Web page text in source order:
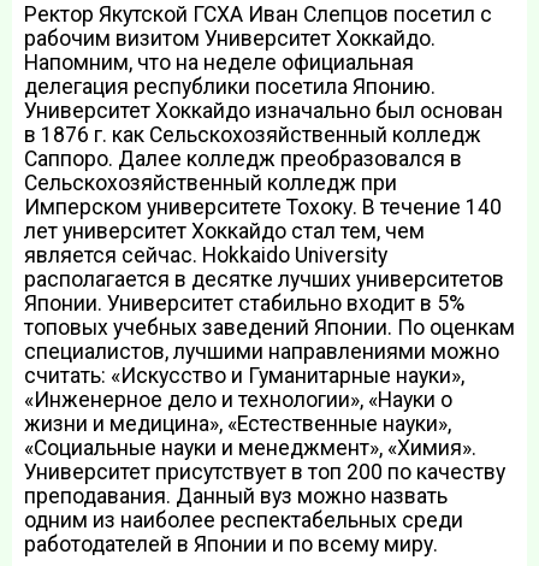
Ректор Якутской ГСХА Иван Слепцов посетил с
рабочим визитом Университет Хоккайдо.
Напомним, что на неделе официальная
делегация республики посетила Японию.
Университет Хоккайдо изначально был основан
в 1876 г. как Сельскохозяйственный колледж
Саппоро. Далее колледж преобразовался в
Сельскохозяйственный колледж при
Имперском университете Тохоку. В течение 140
лет университет Хоккайдо стал тем, чем
является сейчас. Hokkaido University
располагается в десятке лучших университетов
Японии. Университет стабильно входит в 5%
топовых учебных заведений Японии. По оценкам
специалистов, лучшими направлениями можно
считать: «Искусство и Гуманитарные науки»,
«Инженерное дело и технологии», «Науки о
жизни и медицина», «Естественные науки»,
«Социальные науки и менеджмент», «Химия».
Университет присутствует в топ 200 по качеству
преподавания. Данный вуз можно назвать
одним из наиболее респектабельных среди
работодателей в Японии и по всему миру.